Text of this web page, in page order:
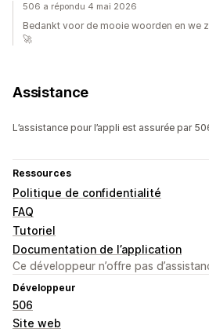
506 a répondu 4 mai 2026
Bedankt voor de mooie woorden en we
🚀
Assistance
L’assistance pour l’appli est assurée par
Ressources
Politique de confidentialité
FAQ
Tutoriel
Documentation de l’application
Ce développeur n’offre pas
Développeur
506
Site web